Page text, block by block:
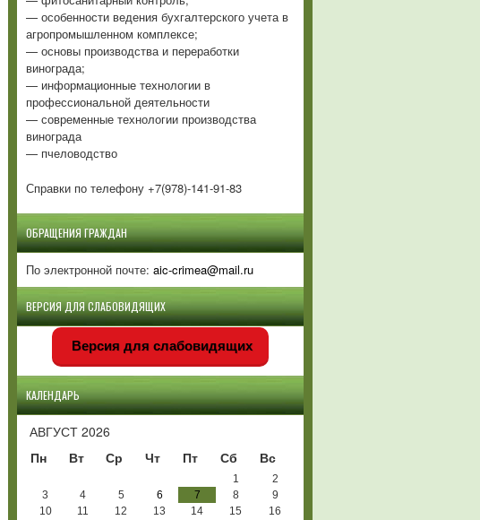
— особенности ведения бухгалтерского учета в
агропромышленном комплексе;
— основы производства и переработки
винограда;
— информационные технологии в
профессиональной деятельности
— современные технологии производства
винограда
— пчеловодство
Справки по телефону +7(978)-141-91-83
ОБРАЩЕНИЯ ГРАЖДАН
По электронной почте: aic-crimea@mail.ru
ВЕРСИЯ ДЛЯ СЛАБОВИДЯЩИХ
Версия для слабовидящих
КАЛЕНДАРЬ
АВГУСТ 2026
Пн
Вт Ср Чт Пт Сб Вс
1
2
3
4 5 6 7 8
9
10
11 12 13 14 15
16